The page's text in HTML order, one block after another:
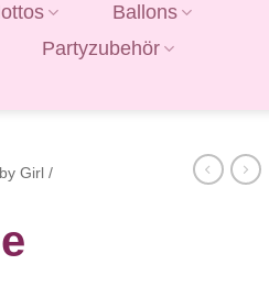
Ballons
Partyzubehör
Girl /